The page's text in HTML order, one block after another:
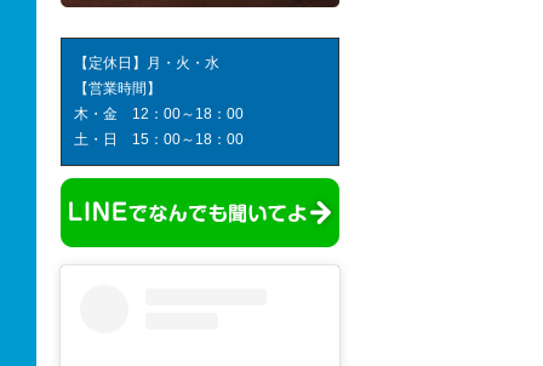
【定休日】月・火・水
【営業時間】
木・金 12：00～18：00
土・日 15：00～18：00